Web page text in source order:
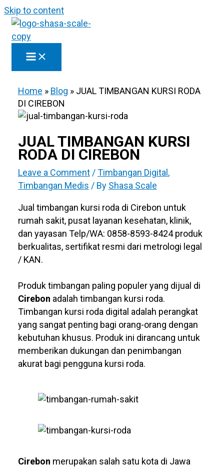
Skip to content
Home » Blog » JUAL TIMBANGAN KURSI RODA
DI CIREBON
JUAL TIMBANGAN KURSI
RODA DI CIREBON
Leave a Comment /Timbangan Digital ,
Timbangan Medis / By Shasa Scale
Jual timbangan kursi roda di Cirebon untuk
rumah sakit, pusat layanan kesehatan, klinik,
dan yayasan Telp/WA: 0858-8593-8424 produk
berkualitas, sertifikat resmi dari metrologi legal
/ KAN.
Produk timbangan paling populer yang dijual di
Cirebon adalah timbangan kursi roda.
Timbangan kursi roda digital adalah perangkat
yang sangat penting bagi orang-orang dengan
kebutuhan khusus. Produk ini dirancang untuk
memberikan dukungan dan penimbangan
akurat bagi pengguna kursi roda.
Cirebon merupakan salah satu kota di Jawa